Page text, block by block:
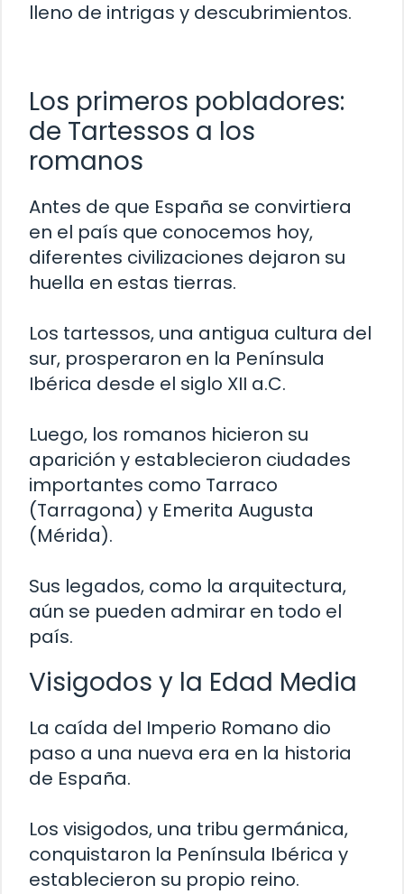
lleno de intrigas y descubrimientos.
Los primeros pobladores:
de Tartessos a los
romanos
Antes de que España se convirtiera
en el país que conocemos hoy,
diferentes civilizaciones dejaron su
huella en estas tierras.
Los tartessos, una antigua cultura del
sur, prosperaron en la Península
Ibérica desde el siglo XII a.C.
Luego, los romanos hicieron su
aparición y establecieron ciudades
importantes como Tarraco
(Tarragona) y Emerita Augusta
(Mérida).
Sus legados, como la arquitectura,
aún se pueden admirar en todo el
país.
Visigodos y la Edad Media
La caída del Imperio Romano dio
paso a una nueva era en la historia
de España.
Los visigodos, una tribu germánica,
conquistaron la Península Ibérica y
establecieron su propio reino.